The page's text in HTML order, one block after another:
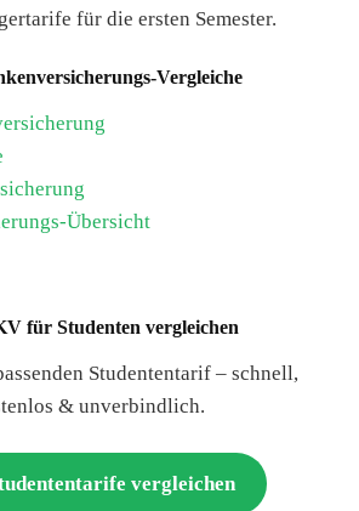
für die ersten Semester.
Vergleiche
Übersicht
für Studenten vergleichen
Studententarif – schnell,
& unverbindlich.
vergleichen